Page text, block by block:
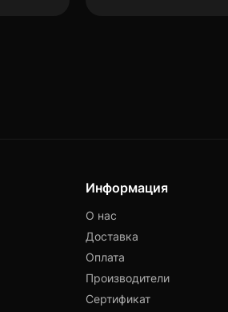
Информация
О нас
Доставка
Оплата
Производители
Сертификат